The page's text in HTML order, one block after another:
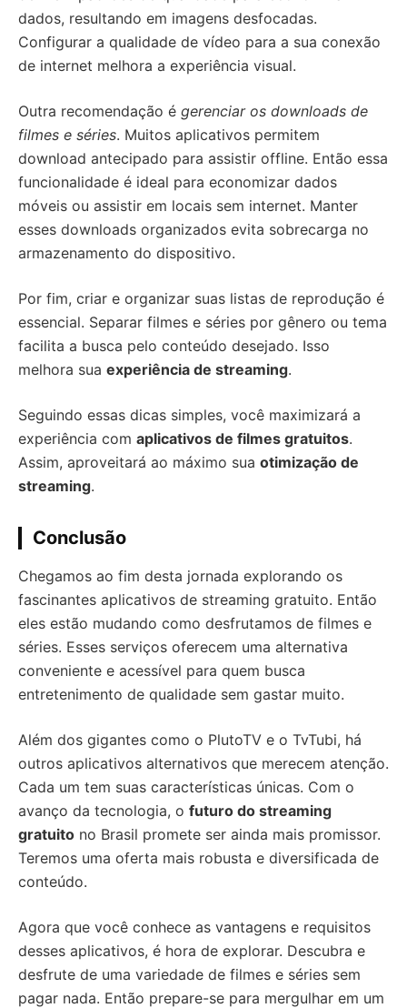
dados, resultando em imagens desfocadas.
Configurar a qualidade de vídeo para a sua conexão
de internet melhora a experiência visual.
Outra recomendação é gerenciar os downloads de
filmes e séries. Muitos aplicativos permitem
download antecipado para assistir offline. Então essa
funcionalidade é ideal para economizar dados
móveis ou assistir em locais sem internet. Manter
esses downloads organizados evita sobrecarga no
armazenamento do dispositivo.
Por fim, criar e organizar suas listas de reprodução é
essencial. Separar filmes e séries por gênero ou tema
facilita a busca pelo conteúdo desejado. Isso
melhora sua experiência de streaming.
Seguindo essas dicas simples, você maximizará a
experiência com aplicativos de filmes gratuitos.
Assim, aproveitará ao máximo sua otimização de
streaming.
Conclusão
Chegamos ao fim desta jornada explorando os
fascinantes aplicativos de streaming gratuito. Então
eles estão mudando como desfrutamos de filmes e
séries. Esses serviços oferecem uma alternativa
conveniente e acessível para quem busca
entretenimento de qualidade sem gastar muito.
Além dos gigantes como o PlutoTV e o TvTubi, há
outros aplicativos alternativos que merecem atenção.
Cada um tem suas características únicas. Com o
avanço da tecnologia, o futuro do streaming
gratuito no Brasil promete ser ainda mais promissor.
Teremos uma oferta mais robusta e diversificada de
conteúdo.
Agora que você conhece as vantagens e requisitos
desses aplicativos, é hora de explorar. Descubra e
desfrute de uma variedade de filmes e séries sem
pagar nada. Então prepare-se para mergulhar em um